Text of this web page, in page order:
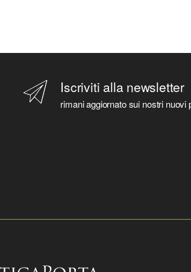
Iscriviti alla newsletter
rimani aggiornato sui nostri nuovi